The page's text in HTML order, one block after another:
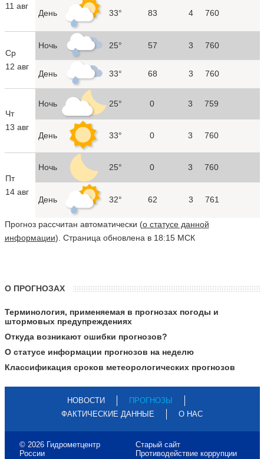
11 авг
День 33° 83 4 760
Ср
12 авг
Ночь 25° 57 3 760
День 33° 68 3 760
Чт
13 авг
Ночь 25° 0 3 759
День 33° 0 3 760
Пт
14 авг
Ночь 25° 0 3 760
День 32° 62 3 761
Прогноз рассчитан автоматически (о статусе данной
информации). Страница обновлена в 18:15 МСК
О ПРОГНОЗАХ
Терминология, применяемая в прогнозах погоды и
штормовых предупреждениях
Откуда возникают ошибки прогнозов?
О статусе информации прогнозов на неделю
Классификация сроков метеорологических прогнозов
НОВОСТИ
ПРОГНОЗЫ
ФАКТИЧЕСКИЕ ДАННЫЕ
О НАС
© 2026 Гидрометцентр
России
Старый сайт
Противодействие коррупции